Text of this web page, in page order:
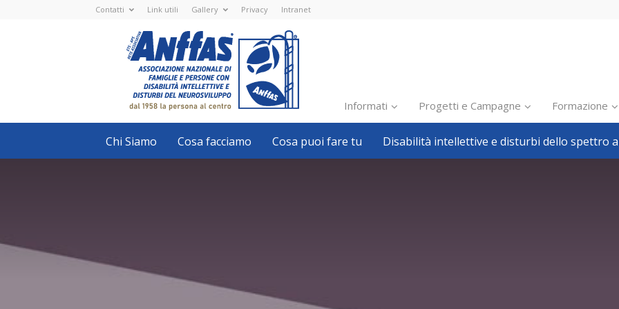
Contatti Link utili Gallery Privacy Intranet
Nazionale
ETS
-
APS
Associazione
Nazionale
di
Famiglie
e
con
disabilità
intellettive
Informati
Inclusione scolastica
Inclusione lavorativa
Progetti e Campagne Formazione
Chi Siamo Cosa facciamo Cosa puoi fare tu Disabilità intellettive e disturbi dello spettro